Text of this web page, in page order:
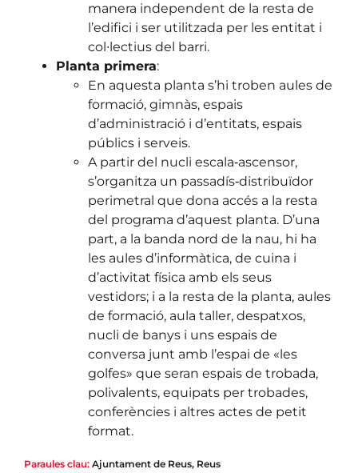
manera independent de la resta de
l’edifici i ser utilitzada per les entitat i
col∙lectius del barri.
Planta primera:
En aquesta planta s’hi troben aules de
formació, gimnàs, espais
d’administració i d’entitats, espais
públics i serveis.
A partir del nucli escala‐ascensor,
s’organitza un passadís‐distribuïdor
perimetral que dona accés a la resta
del programa d’aquest planta. D’una
part, a la banda nord de la nau, hi ha
les aules d’informàtica, de cuina i
d’activitat física amb els seus
vestidors; i a la resta de la planta, aules
de formació, aula taller, despatxos,
nucli de banys i uns espais de
conversa junt amb l’espai de «les
golfes» que seran espais de trobada,
polivalents, equipats per trobades,
conferències i altres actes de petit
format.
Paraules clau: Ajuntament de Reus, Reus